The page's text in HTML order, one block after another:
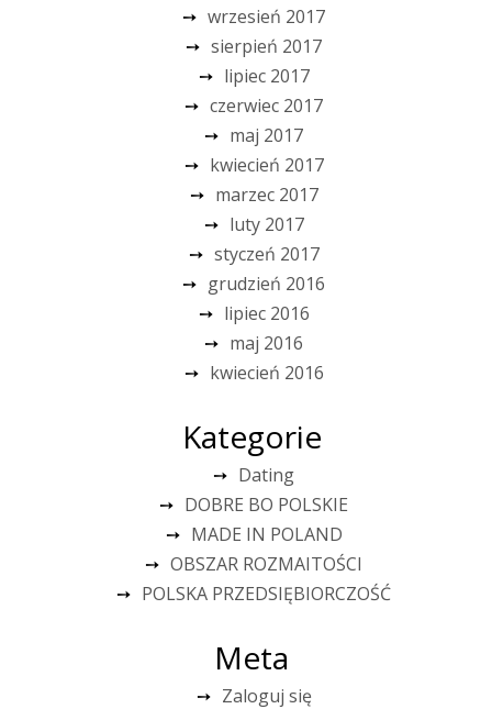
wrzesień 2017
sierpień 2017
lipiec 2017
czerwiec 2017
maj 2017
kwiecień 2017
marzec 2017
luty 2017
styczeń 2017
grudzień 2016
lipiec 2016
maj 2016
kwiecień 2016
Kategorie
Dating
DOBRE BO POLSKIE
MADE IN POLAND
OBSZAR ROZMAITOŚCI
POLSKA PRZEDSIĘBIORCZOŚĆ
Meta
Zaloguj się